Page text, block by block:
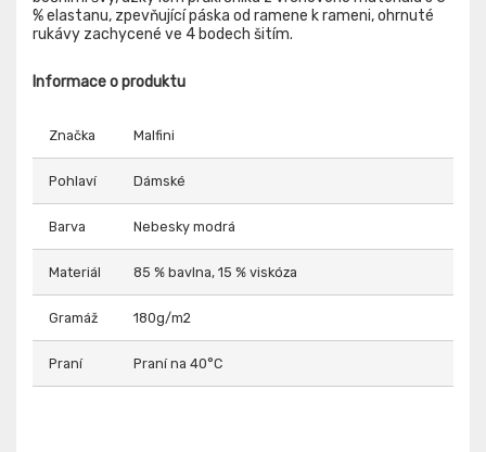
% elastanu, zpevňující páska od ramene k rameni, ohrnuté
rukávy zachycené ve 4 bodech šitím.
Informace o produktu
Značka Malfini
Pohlaví Dámské
Barva Nebesky modrá
Materiál 85 % bavlna, 15 % viskóza
Gramáž 180g/m2
Praní Praní na 40°C